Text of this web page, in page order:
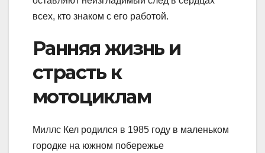
всех, кто знаком с его работой.
Ранняя жизнь и
страсть к
мотоциклам
Миллс Кел родился в 1985 году в маленьком
городке на южном побережье